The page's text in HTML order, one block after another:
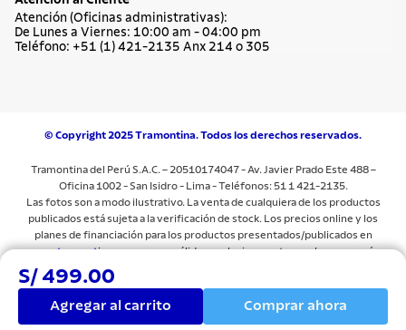
S/ 499.00
Agregar al carrito Comprar ahora
Atención (Oficinas administrativas):
De Lunes a Viernes: 10:00 am - 04:00 pm
Teléfono: +51 (1) 421-2135 Anx 214 o 305
© Copyright 2025 Tramontina. Todos los derechos reservados.
Tramontina del Perú S.A.C. – 20510174047 - Av. Javier Prado Este 488 –
Oficina 1002 - San Isidro - Lima - Teléfonos: 51 1 421-2135.
Las fotos son a modo ilustrativo. La venta de cualquiera de los productos
publicados está sujeta a la verificación de stock. Los precios online y los
planes de financiación para los productos presentados/publicados en
www.tramontina.com.peson válidos exclusivamente para la compra vía
internet en las páginas antes mencionadas. Las especificaciones técnicas y
descripciones están sujetas a cambios sin previo aviso.Todos los precios y
términos comerciales están sujetos a cambios sin previo aviso. Las